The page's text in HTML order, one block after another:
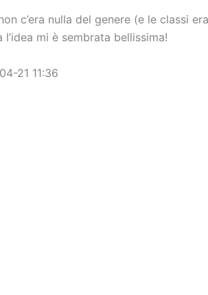
c’era nulla del genere (e le classi
mi è sembrata bellissima!
21 11:36